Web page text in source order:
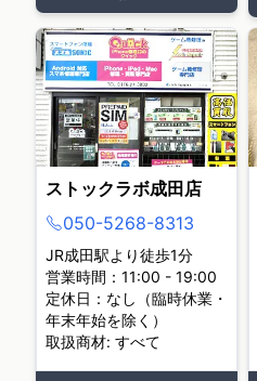
ストックラボ成田店
050-5268-8313
JR成田駅より徒歩1分
営業時間：11:00 - 19:00
定休日：なし（臨時休業・
年末年始を除く）
取扱商材: すべて